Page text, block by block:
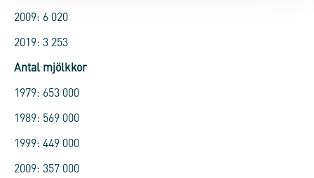
2009: 6 020
2019: 3 253
Antal mjölkkor
1979: 653 000
1989: 569 000
1999: 449 000
2009: 357 000